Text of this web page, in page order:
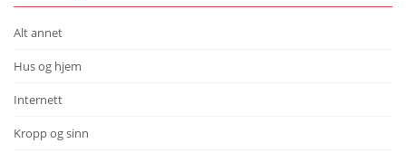
Alt annet
Hus og hjem
Internett
Kropp og sinn